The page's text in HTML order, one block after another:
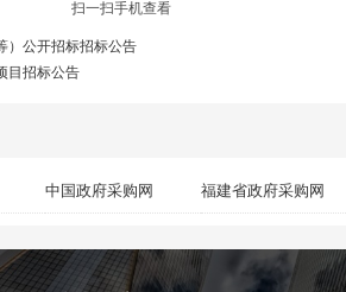
扫一扫手机查看
）公开招标招标公告
目招标公告
中国政府采购网 福建省政府采购网